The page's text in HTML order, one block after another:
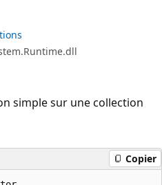
simple sur une collection
Copier